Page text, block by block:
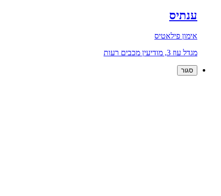
ענתיס
אימון פילאטיס
מגדל עוז 3, מודיעין מכבים רעות
סגור